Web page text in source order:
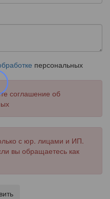
персональных
соглашение об
с юр. лицами и ИП.
вы обращаетесь как